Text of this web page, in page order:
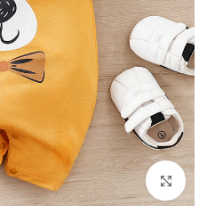
Click to enlarge